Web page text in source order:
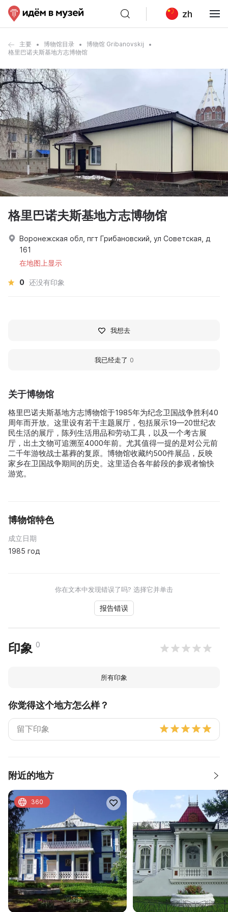
zh
主要 博物馆目录
博物馆 Gribanovskij
格里巴诺夫斯基地方志博物馆
关于博物馆
格里巴诺夫斯基地方志博物馆于1985年为纪念卫国战争胜利40
周年而开放。这里设有若干主题展厅，包括展示19—20世纪农
民生活的展厅，陈列生活用品和劳动工具，以及一个考古展
厅，出土文物可追溯至4000年前。尤其值得一提的是对公元前
二千年游牧战士墓葬的复原。博物馆收藏约500件展品，反映
家乡在卫国战争期间的历史。这里适合各年龄段的参观者愉快
游览。
博物馆特色
成立日期
1985 год
你在文本中发现错误了吗? 选择它并单击
报告错误
印象 0
所有印象
你觉得这个地方怎么样？
附近的地方
360
格里巴诺夫斯基地方志博物馆
Воронежская обл, пгт Грибановский, ул Советская, д
161
在地图上显示
0 还没有印象
我想去
我已经走了 0